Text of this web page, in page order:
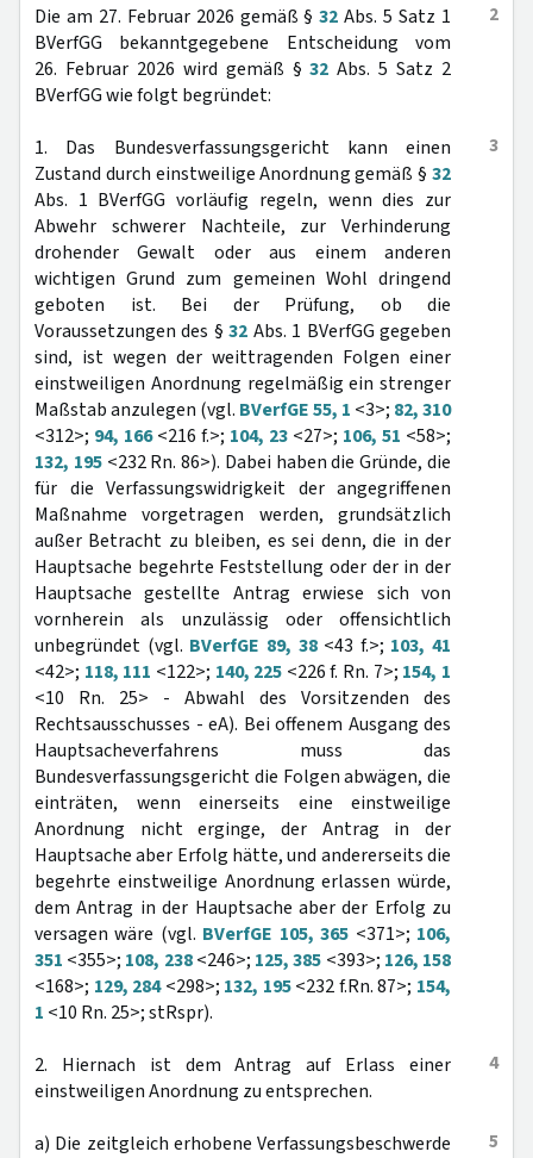
2
Die am 27. Februar 2026 gemäß §32 Abs. 5 Satz 1
BVerfGG bekanntgegebene Entscheidung vom
26. Februar 2026 wird gemäß §32 Abs. 5 Satz 2
BVerfGG wie folgt begründet:
3
1. Das Bundesverfassungsgericht kann einen
Zustand durch einstweilige Anordnung gemäß § 32
Abs. 1 BVerfGG vorläufig regeln, wenn dies zur
Abwehr schwerer Nachteile, zur Verhinderung
drohender Gewalt oder aus einem anderen
wichtigen Grund zum gemeinen Wohl dringend
geboten ist. Bei der Prüfung, ob die
Voraussetzungen des §32 Abs. 1 BVerfGG gegeben
sind, ist wegen der weittragenden Folgen einer
einstweiligen Anordnung regelmäßig ein strenger
Maßstab anzulegen (vgl. BVerfGE 55, 1 <3>; 82, 310
<312>; 94, 166<216 f.>; 104, 23 <27>; 106, 51 <58>;
132, 195<232 Rn. 86>). Dabei haben die Gründe, die
für die Verfassungswidrigkeit der angegriffenen
Maßnahme vorgetragen werden, grundsätzlich
außer Betracht zu bleiben, es sei denn, die in der
Hauptsache begehrte Feststellung oder der in der
Hauptsache gestellte Antrag erwiese sich von
vornherein als unzulässig oder offensichtlich
unbegründet (vgl. BVerfGE 89, 38<43 f.>; 103, 41
<42>; 118, 111 <122>; 140, 225 <226 f. Rn. 7>; 154, 1
<10 Rn. 25> - Abwahl des Vorsitzenden des
Rechtsausschusses - eA). Bei offenem Ausgang des
Hauptsacheverfahrens muss das
Bundesverfassungsgericht die Folgen abwägen, die
einträten, wenn einerseits eine einstweilige
Anordnung nicht erginge, der Antrag in der
Hauptsache aber Erfolg hätte, und andererseits die
begehrte einstweilige Anordnung erlassen würde,
dem Antrag in der Hauptsache aber der Erfolg zu
versagen wäre (vgl. BVerfGE 105, 365 <371>; 106,
351 <355>; 108, 238<246>; 125, 385 <393>; 126, 158
<168>; 129, 284<298>; 132, 195<232 f.Rn. 87>; 154,
1 <10 Rn. 25>; stRspr).
4
2. Hiernach ist dem Antrag auf Erlass einer
einstweiligen Anordnung zu entsprechen.
5
a) Die zeitgleich erhobene Verfassungsbeschwerde